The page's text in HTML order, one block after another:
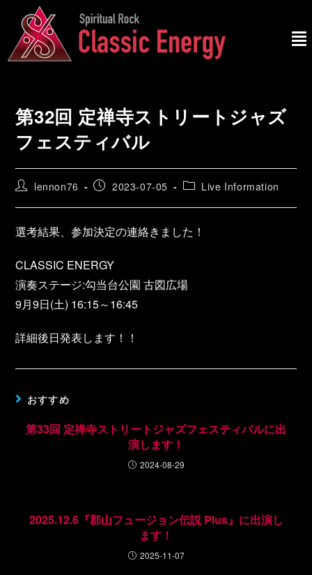
第32回 定禅寺ストリートジャズ
フェスティバル
lennon76 2023-07-05 Live Information
選考結果、参加決定の連絡きました！
CLASSIC ENERGY
演奏ステージ:勾当台公園 古図広場
9月9日(土) 16:15～16:45
詳細後日発表します！！
おすすめ
第33回 定禅寺ストリートジャズフェスティバルに出
演します！
2024-08-29
2025.12.6『郡山フュージョン伝説 Plus』に出演し
ます！
2025-11-07